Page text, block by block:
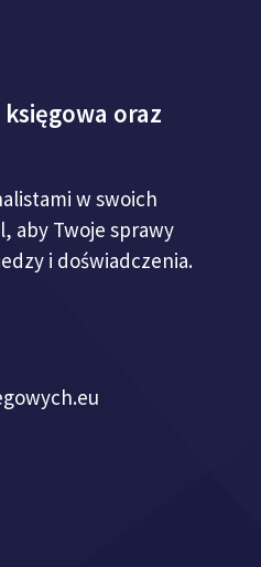
oraz
w swoich
aby Twoje sprawy
i doświadczenia.